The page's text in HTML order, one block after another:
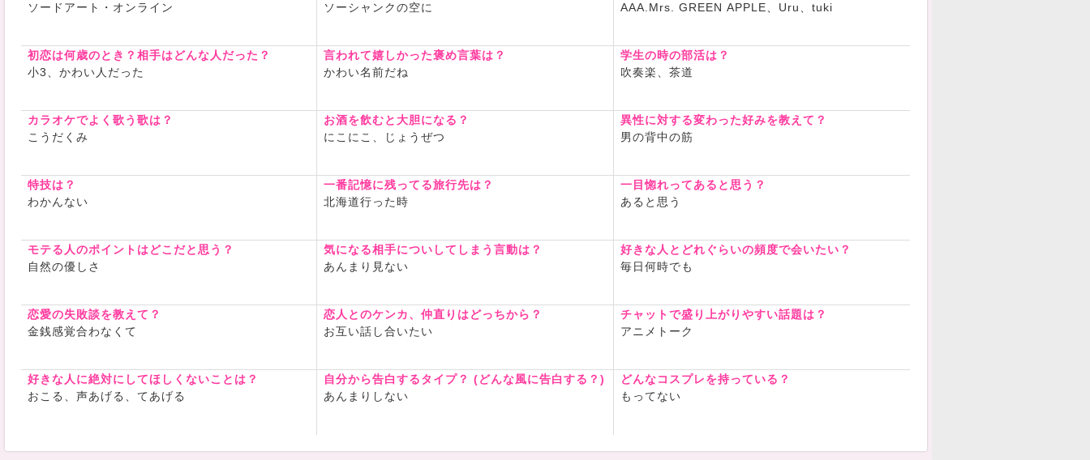
ソードアート・オンライン
ソーシャンクの空に
AAA.Mrs. GREEN APPLE、Uru、tuki
初恋は何歳のとき？相手はどんな人だった？
小3、かわい人だった
言われて嬉しかった褒め言葉は？
かわい名前だね
学生の時の部活は？
吹奏楽、茶道
カラオケでよく歌う歌は？
こうだくみ
お酒を飲むと大胆になる？
にこにこ、じょうぜつ
異性に対する変わった好みを教えて？
男の背中の筋
特技は？
わかんない
一番記憶に残ってる旅行先は？
北海道行った時
一目惚れってあると思う？
あると思う
モテる人のポイントはどこだと思う？
自然の優しさ
気になる相手についしてしまう言動は？
あんまり見ない
好きな人とどれぐらいの頻度で会いたい？
毎日何時でも
恋愛の失敗談を教えて？
金銭感覚合わなくて
恋人とのケンカ、仲直りはどっちから？
お互い話し合いたい
チャットで盛り上がりやすい話題は？
アニメトーク
好きな人に絶対にしてほしくないことは？
おこる、声あげる、てあげる
自分から告白するタイプ？ (どんな風に告白する？)
あんまりしない
どんなコスプレを持っている？
もってない